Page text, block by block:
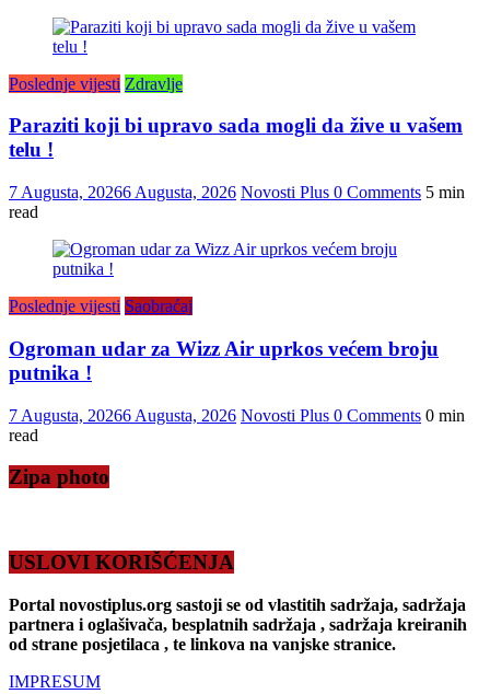
Poslednje vijesti Zdravlje
Paraziti koji bi upravo sada mogli da žive u vašem
telu !
7 Augusta, 20266 Augusta, 2026 Novosti Plus 0 Comments 5 min
read
Poslednje vijesti Saobraćaj
Ogroman udar za Wizz Air uprkos većem broju
putnika !
7 Augusta, 20266 Augusta, 2026 Novosti Plus 0 Comments 0 min
read
Zipa photo
USLOVI KORIŠĆENJA
Portal novostiplus.org sastoji se od vlastitih sadržaja, sadržaja
partnera i oglašivača, besplatnih sadržaja , sadržaja kreiranih
od strane posjetilaca , te linkova na vanjske stranice.
IMPRESUM